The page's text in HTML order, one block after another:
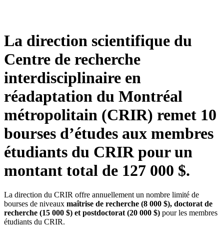
La direction scientifique du
Centre de recherche
interdisciplinaire en
réadaptation du Montréal
métropolitain (CRIR) remet 10
bourses d’études aux membres
étudiants du CRIR pour un
montant total de 127 000 $.
La direction du CRIR offre annuellement un nombre limité de
bourses de niveaux maîtrise de recherche (8 000 $), doctorat de
recherche (15 000 $) et postdoctorat (20 000 $) pour les membres
étudiants du CRIR.